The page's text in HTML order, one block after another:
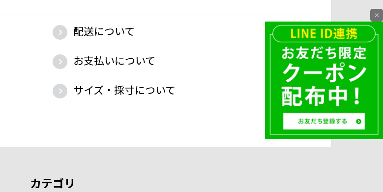
配送について
お支払いについて
サイズ・採寸について
カテゴリ
×